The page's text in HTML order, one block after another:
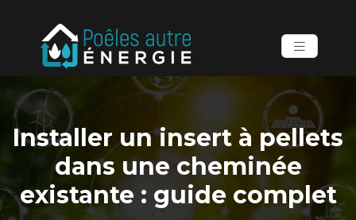
Installer un insert à pellets
dans une cheminée
existante : guide complet